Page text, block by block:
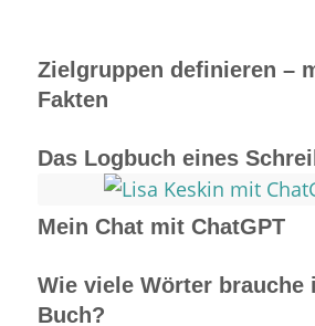
Zielgruppen definieren –
Fakten
Das Logbuch eines
Mein Chat mit ChatGPT
Wie viele Wörter brauche
Buch?